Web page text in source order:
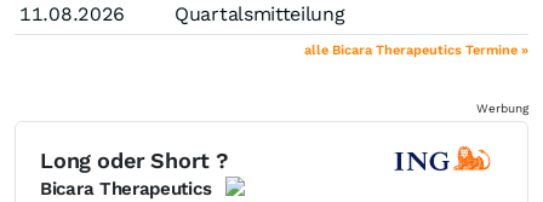
11.08.2026
Quartalsmitteilung
alle Bicara Therapeutics Termine »
Werbung
Long oder Short ?
Bicara Therapeutics